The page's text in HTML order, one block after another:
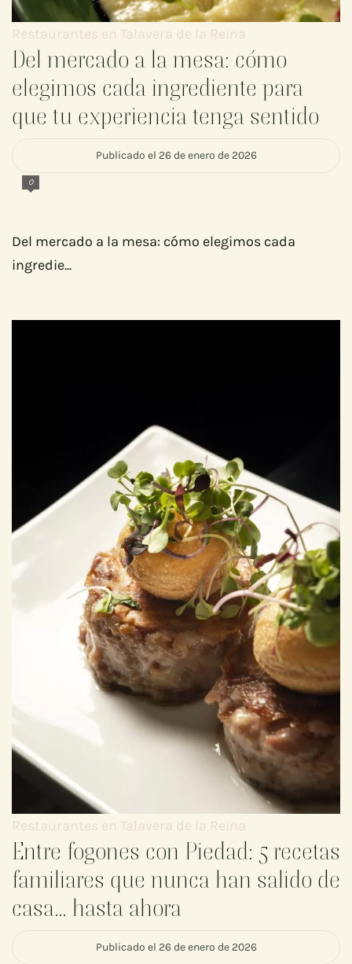
Restaurantes en Talavera de la Reina
Del mercado a la mesa: cómo
elegimos cada ingrediente para
que tu experiencia tenga sentido
Publicado el 26 de enero de 2026
0
Del mercado a la mesa: cómo elegimos cada
ingredie...
Restaurantes en Talavera de la Reina
Entre fogones con Piedad: 5 recetas
familiares que nunca han salido de
casa… hasta ahora
Publicado el 26 de enero de 2026